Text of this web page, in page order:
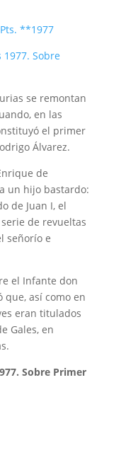
**1977
Sobre
se remontan
en las
el primer
Álvarez.
de
un hijo bastardo:
de Juan I, el
de revueltas
señorío e
el Infante don
que, así como en
eran titulados
Gales, en
Sobre Primer